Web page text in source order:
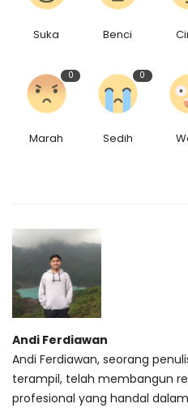
Suka Benci
0
Marah
0
Sedih
Andi Ferdiawan
Andi Ferdiawan, seorang
terampil, telah membangun
profesional yang handal